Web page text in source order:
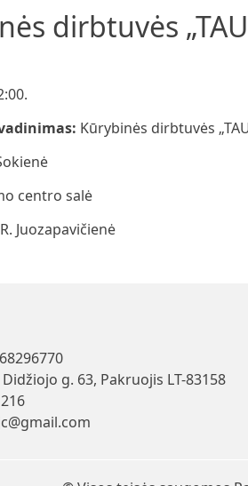
dirbtuvės
Kūrybinės dirbtuvės
centro salė
R. Juozapavičienė
g. 63, Pakruojis LT-83158